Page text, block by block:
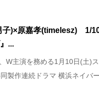
子)×原嘉孝(timelesz) 1/
...
W主演を務める1月10日(土)
製作連続ドラマ 横浜ネイバ